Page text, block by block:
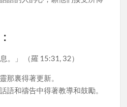
。」 （羅 15:31, 32）
那裏得著更新。
語和禱告中得著教導和鼓勵。